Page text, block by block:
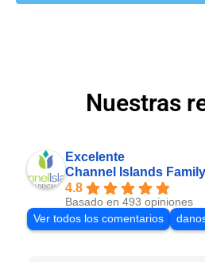
Nuestras
Excelente
Channel Islands
4.8
Basado en 493 opiniones
Ver todos los comentarios